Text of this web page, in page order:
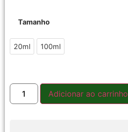
Tamanho
20ml
20ml 100ml
Adicionar ao carrinho